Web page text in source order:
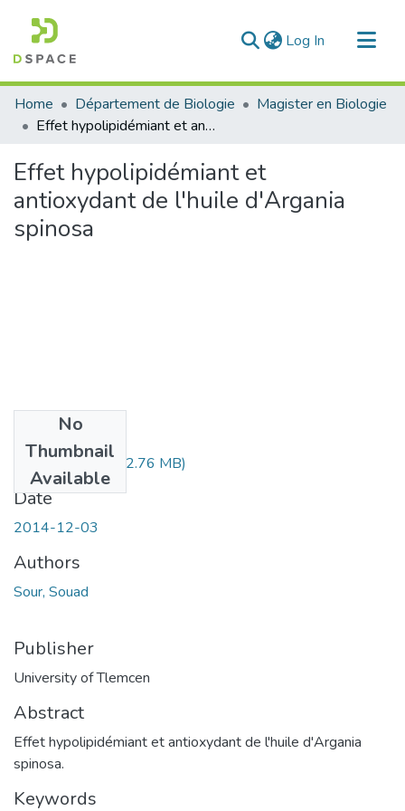
Log In (current)
Communities & Collections
All of DSpace
Home Département de Biologie
Magister en Biologie
Effet hypolipidémiant et antioxydant de l'huile d'Argania spinosa
Effet hypolipidémiant et
antioxydant de l'huile d'Argania
spinosa
No
Thumbnail
Available
sour-souad.pdf(32.76 MB)
Date
2014-12-03
Authors
Sour, Souad
Publisher
University of Tlemcen
Abstract
Effet hypolipidémiant et antioxydant de l'huile d'Argania
spinosa.
Keywords